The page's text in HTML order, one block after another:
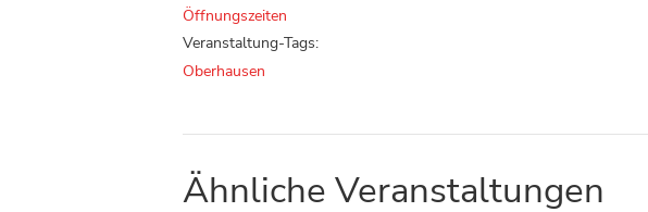
Öffnungszeiten
Veranstaltung-Tags:
Oberhausen
Ähnliche Veranstaltungen